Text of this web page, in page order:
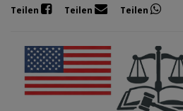
Teilen Teilen Teilen